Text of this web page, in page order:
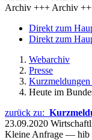
Archiv +++ Archiv
Direkt zum
Direkt zum
Webarchiv
Presse
Heute im
zurück zu:
23.09.2020
Kleine Anfrage — hib